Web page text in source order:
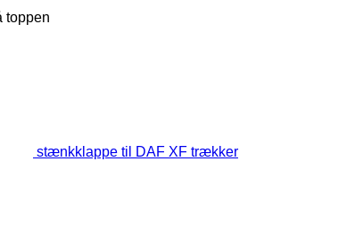
toppen
stænkklappe til DAF XF trækker